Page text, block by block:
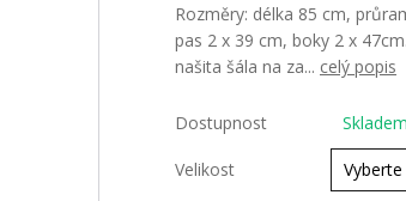
Rozměry: délka 85 cm,
pas 2 x 39 cm, boky 2 x
našita šála na za... celý popis
Dostupnost
Velikost